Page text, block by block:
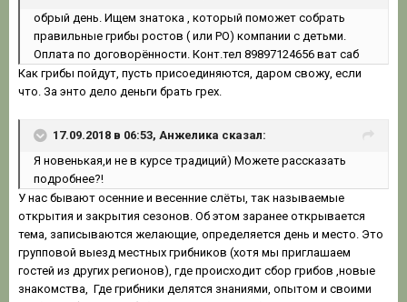
обрый день. Ищем знатока , который поможет собрать
правильные грибы ростов ( или РО) компании с детьми.
Оплата по договорённости. Конт.тел 89897124656 ват саб
Как грибы пойдут, пусть присоединяются, даром свожу, если
что. За энто дело деньги брать грех.
17.09.2018 в 06:53, Анжелика сказал:
Я новенькая,и не в курсе традиций) Можете рассказать
подробнее?!
У нас бывают осенние и весенние слёты, так называемые
открытия и закрытия сезонов. Об этом заранее открывается
тема, записываются желающие, определяется день и место. Это
групповой выезд местных грибников (хотя мы приглашаем
гостей из других регионов), где происходит сбор грибов ,новые
знакомства, Где грибники делятся знаниями, опытом и своими